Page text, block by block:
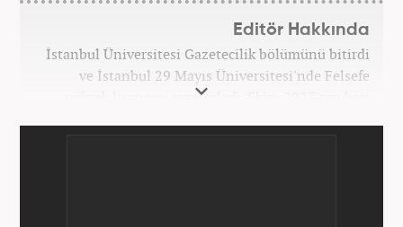
Editör Hakkında
İstanbul Üniversitesi Gazetecilik bölümünü bitirdi
ve İstanbul 29 Mayıs Üniversitesi'nde Felsefe
yüksek lisansını tamamladı. Ekim 2023'ten beri